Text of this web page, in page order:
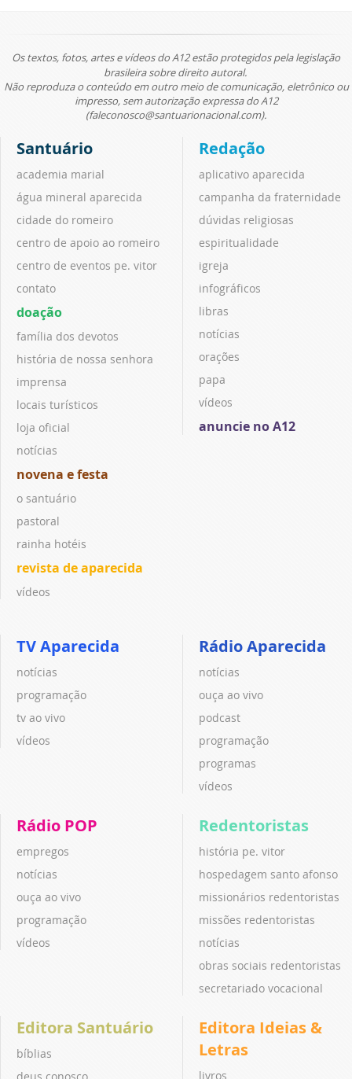
Os textos, fotos, artes e vídeos do A12 estão protegidos pela legislação
brasileira sobre direito autoral.
Não reproduza o conteúdo em outro meio de comunicação, eletrônico ou
impresso, sem autorização expressa do A12
(faleconosco@santuarionacional.com).
Santuário
academia marial
água mineral aparecida
cidade do romeiro
centro de apoio ao romeiro
centro de eventos pe. vitor
contato
doação
família dos devotos
história de nossa senhora
imprensa
locais turísticos
loja oficial
notícias
novena e festa
o santuário
pastoral
rainha hotéis
revista de aparecida
vídeos
Redação
aplicativo aparecida
campanha da fraternidade
dúvidas religiosas
espiritualidade
igreja
infográficos
libras
notícias
orações
papa
vídeos
anuncie no A12
TV Aparecida
notícias
programação
tv ao vivo
vídeos
Rádio Aparecida
notícias
ouça ao vivo
podcast
programação
programas
vídeos
Rádio POP
empregos
notícias
ouça ao vivo
programação
vídeos
Redentoristas
história pe. vitor
hospedagem santo afonso
missionários redentoristas
missões redentoristas
notícias
obras sociais redentoristas
secretariado vocacional
Editora Santuário
bíblias
Editora Ideias &
Letras
livros